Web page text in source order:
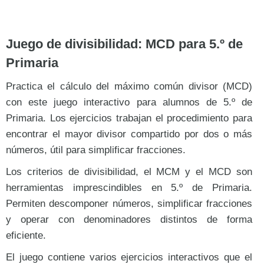
Juego de divisibilidad: MCD para 5.º de
Primaria
Practica el cálculo del máximo común divisor (MCD)
con este juego interactivo para alumnos de 5.º de
Primaria. Los ejercicios trabajan el procedimiento para
encontrar el mayor divisor compartido por dos o más
números, útil para simplificar fracciones.
Los criterios de divisibilidad, el MCM y el MCD son
herramientas imprescindibles en 5.º de Primaria.
Permiten descomponer números, simplificar fracciones
y operar con denominadores distintos de forma
eficiente.
El juego contiene varios ejercicios interactivos que el